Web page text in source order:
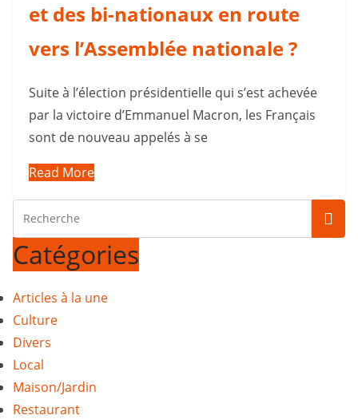
et des bi-nationaux en route
vers l’Assemblée nationale ?
Suite à l’élection présidentielle qui s’est achevée
par la victoire d’Emmanuel Macron, les Français
sont de nouveau appelés à se
Read More
Catégories
Articles à la une
Culture
Divers
Local
Maison/Jardin
Restaurant